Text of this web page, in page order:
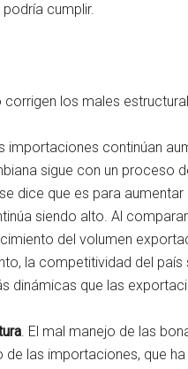
cumplir.
los males
importaciones continúan
sigue con un proceso
dice que es para
siendo alto. Al
del volumen
la competitividad del país
dinámicas que las
. El mal manejo de las
de las importaciones, que